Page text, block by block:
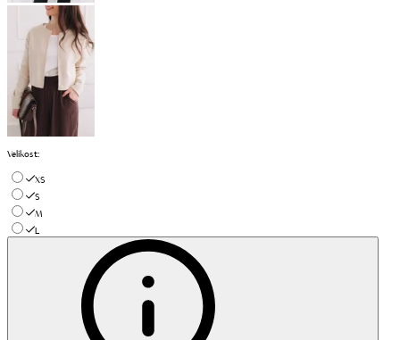
Velikost:
XS
S
M
L